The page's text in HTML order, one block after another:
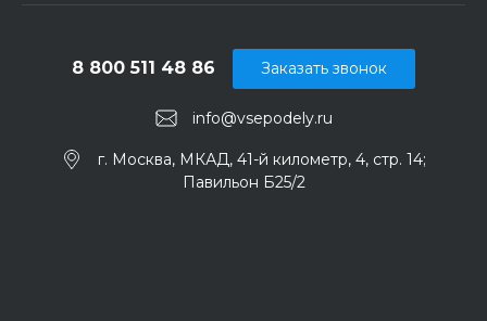
info@vsepodely.ru
8 800 511 48 86
г. Москва, МКАД, 41-й километр, 4, стр. 14;
Павильон Б25/2
Заказать звонок